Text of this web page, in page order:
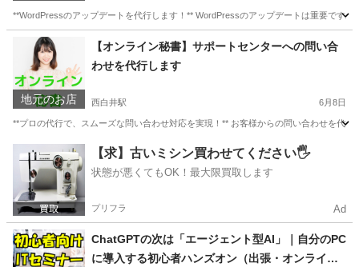
**WordPressのアップデートを代行します！** WordPressのアップデートは重要です
千葉 西白井駅 パソコン修理 お客様
地元のお店
【オンライン秘書】サポートセンターへの問い合
わせを代行します
西白井駅 6月8日
**プロの代行で、スムーズな問い合わせ対応を実現！** お客様からの問い合わせを代
千葉 白井市 西白井駅 パソコン修理 お客様
【求】古いミシン買わせてください🖐️
状態が悪くてもOK！最大限買取します
プリフラ Ad
ChatGPTの次は「エージェント型AI」｜自分のPC
に導入する初心者ハンズオン（出張・オンライン